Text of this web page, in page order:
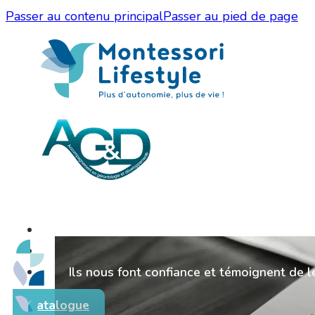
Passer au contenu principalPasser au pied de page
Catalogue
Ils nous font confiance et témoignent de